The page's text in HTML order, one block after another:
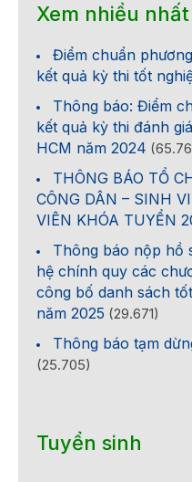
Xem nhiều nhất
Điểm chuẩn
kết quả kỳ thi tốt
Thông báo: Điểm
kết quả kỳ thi đánh
HCM năm 2024
THÔNG BÁO TỔ
CÔNG DÂN – SINH
VIÊN KHÓA TUYỂN
Thông báo nộp hồ
hệ chính quy các
công bố danh sách
năm 2025 (29.671)
Thông báo tạm
(25.705)
Tuyển sinh